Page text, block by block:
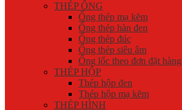
THÉP ỐNG
Ống thép mạ kẽm
Ống thép hàn đen
Ống thép đúc
Ống thép siêu âm
Ống lốc theo đơn đặt hàng
THÉP HỘP
Thép hộp đen
Thép hộp mạ kẽm
THÉP HÌNH